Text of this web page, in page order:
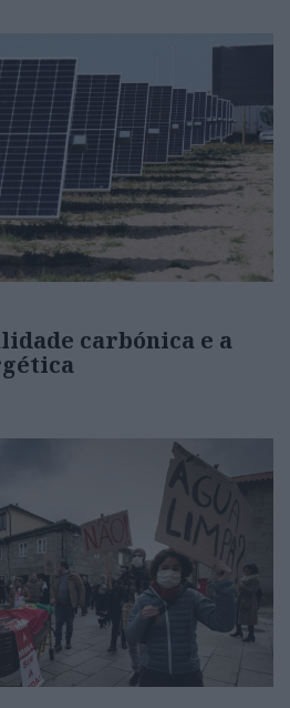
carbónica e a